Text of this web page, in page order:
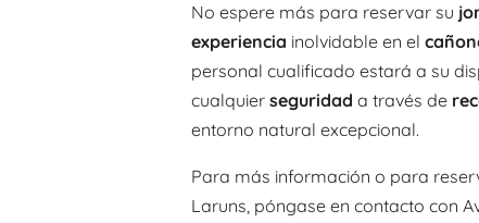
No espere más para reservar su
experiencia inolvidable en el
personal cualificado estará a su
cualquier seguridad a través de
entorno natural excepcional.
Para más información o para
Laruns, póngase en contacto con